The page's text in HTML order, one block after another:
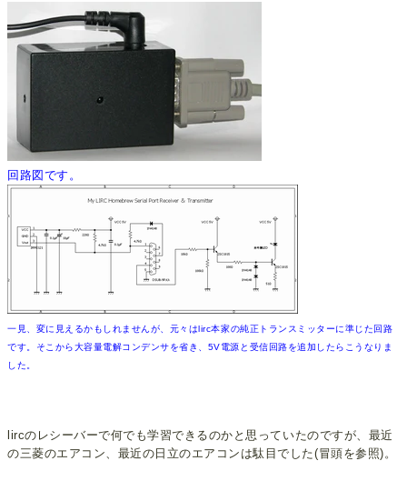
回路図です。
一見、変に見えるかもしれませんが、元々はlirc本家の純正トランスミッターに準じた回路
です。そこから大容量電解コンデンサを省き、5V電源と受信回路を追加したらこうなりま
した。
lircのレシーバーで何でも学習できるのかと思っていたのですが、最近
の三菱のエアコン、最近の日立のエアコンは駄目でした(冒頭を参照)。